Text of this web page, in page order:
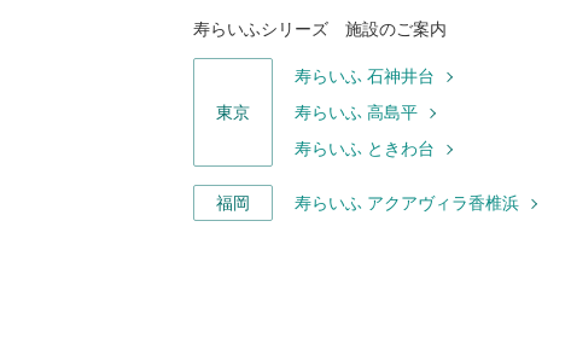
寿らいふシリーズ 施設のご案内
東京
寿らいふ 石神井台
寿らいふ 高島平
寿らいふ ときわ台
福岡 寿らいふ アクアヴィラ香椎浜